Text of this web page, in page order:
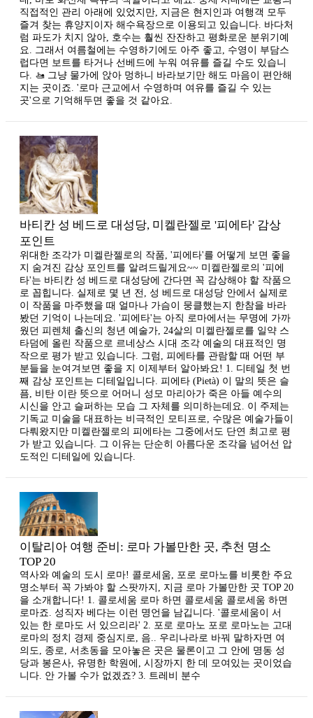
직접적인 관리 아래에 있었지만, 지금은 현지인과 여행객 모두
즐겨 찾는 휴양지이자 해수욕장으로 이용되고 있습니다. 바다처
럼 파도가 치지 않아, 호수는 훨씬 잔잔하고 평화로운 분위기예
요. 그래서 여름철에는 수영하기에도 아주 좋고, 수영이 부담스
럽다면 보트를 타거나 선베드에 누워 여유를 즐길 수도 있습니
다. 🚤 그냥 물가에 앉아 멍하니 바라보기만 해도 마음이 편안해
지는 곳이죠. '로마 근교에서 수영하며 여유를 즐길 수 있는
곳'으로 기억해두면 좋을 것 같아요.
바티칸 성 베드로 대성당, 미켈란젤로 '피에타' 감상
포인트
위대한 조각가 미켈란젤로의 작품, '피에타'를 어떻게 보면 좋을
지 숨겨진 감상 포인트를 알려드릴게요~~ 미켈란젤로의 '피에
타'는 바티칸 성 베드로 대성당에 간다면 꼭 감상해야 할 작품으
로 꼽힙니다. 실제로 몇 년 전, 성 베드로 대성당 안에서 실제로
이 작품을 마주했을 때 얼마나 가슴이 뭉클했는지 한참을 바라
봤던 기억이 나는데요. '피에타'는 아직 로마에서는 무명에 가까
웠던 피렌체 출신의 청년 예술가, 24살의 미켈란젤로를 일약 스
타덤에 올린 작품으로 르네상스 시대 조각 예술의 대표적인 명
작으로 평가 받고 있습니다. 그럼, 피에타를 관람할 때 어떤 부
분들을 눈여겨보면 좋을 지 이제부터 알아봐요! 1. 디테일 첫 번
째 감상 포인트는 디테일입니다. 피에타 (Pietà) 이 말의 뜻은 슬
픔, 비탄 이란 뜻으로 어머니 성모 마리아가 죽은 아들 예수의
시신을 안고 슬퍼하는 모습 그 자체를 의미하는데요. 이 주제는
기독교 미술을 대표하는 비극적인 모티프로, 수많은 예술가들이
다뤄왔지만 미켈란젤로의 피에타는 그중에서도 단연 최고로 평
가 받고 있습니다. 그 이유는 단순히 아름다운 조각을 넘어선 압
도적인 디테일에 있습니다.
이탈리아 여행 준비: 로마 가볼만한 곳, 추천 명소
TOP 20
역사와 예술의 도시 로마! 콜로세움, 포로 로마노를 비롯한 주요
명소부터 꼭 가봐야 할 스팟까지, 지금 로마 가볼만한 곳 TOP 20
을 소개합니다! 1. 콜로세움 로마 하면 콜로세움 콜로세움 하면
로마죠. 성직자 베다는 이런 명언을 남깁니다. '콜로세움이 서
있는 한 로마도 서 있으리라' 2. 포로 로마노 포로 로마노는 고대
로마의 정치 경제 중심지로, 음.. 우리나라로 바꿔 말하자면 여
의도, 종로, 서초동을 모아놓은 곳은 물론이고 그 안에 명동 성
당과 봉은사, 유명한 학원에, 시장까지 한 데 모여있는 곳이었습
니다. 안 가볼 수가 없겠죠? 3. 트레비 분수